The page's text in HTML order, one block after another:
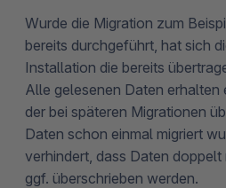
Wurde die Migration zum
bereits durchgeführt, hat sich
Installation die bereits
Alle gelesenen Daten erhalten
der bei späteren Migrationen
Daten schon einmal migriert
verhindert, dass Daten doppelt
ggf. überschrieben werden.